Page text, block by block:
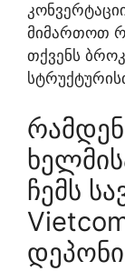
მიმართოთ
თქვენს
ჩემს